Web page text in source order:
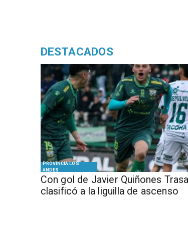
PROVINCIA LOS
ANDES
Con gol de Javier Quiñones
clasificó a la liguilla de ascenso
DESTACADOS